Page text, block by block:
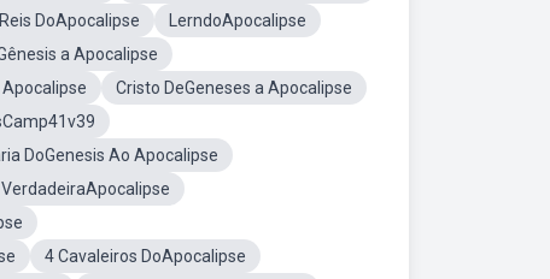
Reis DoApocalipse
LerndoApocalipse
a Apocalipse
Cristo DeGeneses a Apocalipse
DoGenesis Ao Apocalipse
VerdadeiraApocalipse
4 Cavaleiros DoApocalipse